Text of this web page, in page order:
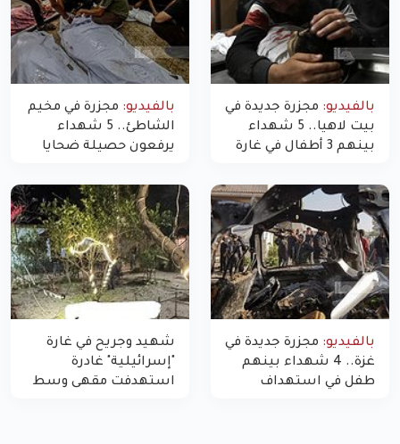
بالفيديو: مجزرة جديدة في
بيت لاهيا.. 5 شهداء
بينهم 3 أطفال في غارة
غزة
بالفيديو: مجزرة في مخيم
الشاطئ.. 5 شهداء
يرفعون حصيلة ضحايا
بالفيديو: مجزرة جديدة في
غزة.. 4 شهداء بينهم
طفل في استهداف
شهيد وجريح في غارة
"إسرائيلية" غادرة
استهدفت مقهى وسط